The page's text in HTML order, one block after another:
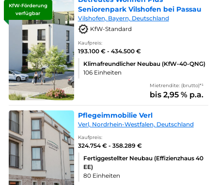
KfW-Förderung
verfügbar
Seniorenpark Vilshofen bei Passau
Vilshofen, Bayern, Deutschland
KfW-Standard
Kaufpreis:
193.100 € - 434.500 €
Klimafreundlicher Neubau (KfW-40-QNG)
106 Einheiten
Mietrendite: (brutto)*¹
bis 2,95 % p.a.
Pflegeimmobilie Verl
Verl, Nordrhein-Westfalen, Deutschland
Kaufpreis:
324.754 € - 358.289 €
Fertiggestellter Neubau (Effizienzhaus 40
EE)
80 Einheiten